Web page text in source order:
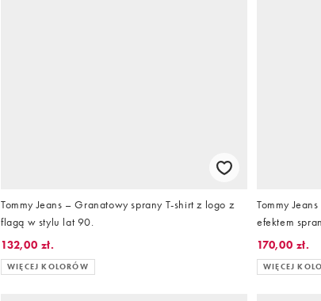
Tommy Jeans – Granatowy sprany T-shirt z logo z
flagą w stylu lat 90.
132,00 zł.
WIĘCEJ KOLORÓW
Tommy
efektem
170,00 zł.
WIĘCEJ